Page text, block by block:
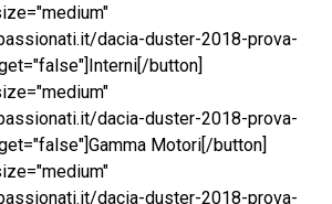
dacia-duster-2018-prova-
button]
dacia-duster-2018-prova-
Motori[/button]
dacia-duster-2018-prova-